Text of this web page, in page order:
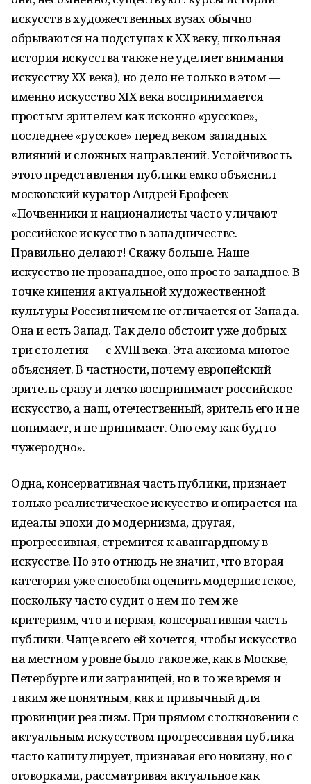
искусств в художественных вузах обычно
обрываются на подступах к ХХ веку, школьная
история искусства также не уделяет внимания
искусству XX века), но дело не только в этом —
именно искусство ХIХ века воспринимается
простым зрителем как исконно «русское»,
последнее «русское» перед веком западных
влияний и сложных направлений. Устойчивость
этого представления публики емко объяснил
московский куратор Андрей Ерофеев:
«Почвенники и националисты часто уличают
российское искусство в западничестве.
Правильно делают! Скажу больше. Наше
искусство не прозападное, оно просто западное. В
точке кипения актуальной художественной
культуры Россия ничем не отличается от Запада.
Она и есть Запад. Так дело обстоит уже добрых
три столетия — с XVIII века. Эта аксиома многое
объясняет. В частности, почему европейский
зритель сразу и легко воспринимает российское
искусство, а наш, отечественный, зритель его и не
понимает, и не принимает. Оно ему как будто
чужеродно».
Одна, консервативная часть публики, признает
только реалистическое искусство и опирается на
идеалы эпохи до модернизма, другая,
прогрессивная, стремится к авангардному в
искусстве. Но это отнюдь не значит, что вторая
категория уже способна оценить модернистское,
поскольку часто судит о нем по тем же
критериям, что и первая, консервативная часть
публики. Чаще всего ей хочется, чтобы искусство
на местном уровне было такое же, как в Москве,
Петербурге или заграницей, но в то же время и
таким же понятным, как и привычный для
провинции реализм. При прямом столкновении с
актуальным искусством прогрессивная публика
часто капитулирует, признавая его новизну, но с
оговорками, рассматривая актуальное как